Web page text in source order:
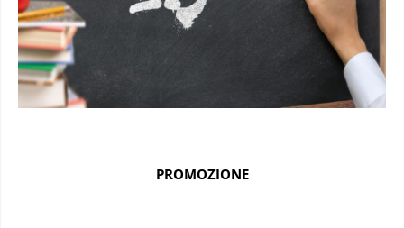
PROMOZIONE